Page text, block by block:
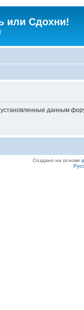
или Сдохни!
установленные данным
Создано на основе